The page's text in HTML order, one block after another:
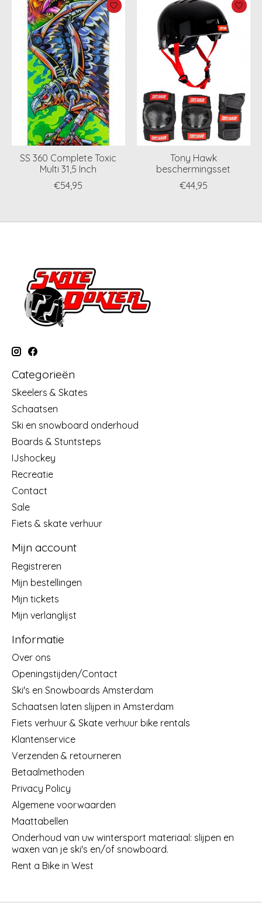
SS 360 Complete Toxic
Multi 31,5 Inch
€54,95
Tony Hawk
beschermingsset
€44,95
Categorieën
Skeelers & Skates
Schaatsen
Ski en snowboard onderhoud
Boards & Stuntsteps
IJshockey
Recreatie
Contact
Sale
Fiets & skate verhuur
Mijn account
Registreren
Mijn bestellingen
Mijn tickets
Mijn verlanglijst
Informatie
Over ons
Openingstijden/Contact
Ski's en Snowboards Amsterdam
Schaatsen laten slijpen in Amsterdam
Fiets verhuur & Skate verhuur bike rentals
Klantenservice
Verzenden & retourneren
Betaalmethoden
Privacy Policy
Algemene voorwaarden
Maattabellen
Onderhoud van uw wintersport materiaal: slijpen en
waxen van je ski's en/of snowboard.
Rent a Bike in West